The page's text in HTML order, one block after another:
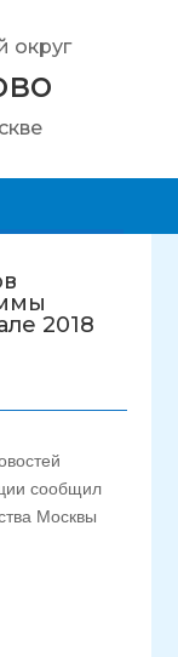
округ
2018
сообщил
Москвы